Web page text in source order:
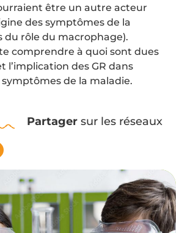
être un autre acteur
des symptômes de la
du rôle du macrophage).
comprendre à quoi sont dues
l’implication des GR dans
symptômes de la maladie.
Partagersur les réseaux